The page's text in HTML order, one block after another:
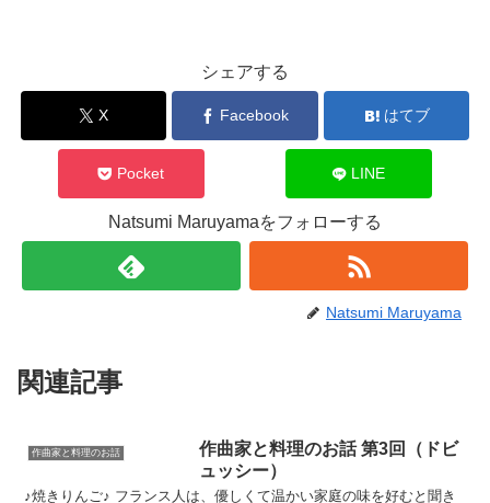
シェアする
X Facebook はてブ
Pocket LINE
Natsumi Maruyamaをフォローする
Natsumi Maruyama
関連記事
作曲家と料理のお話
作曲家と料理のお話 第3回（ドビ
ュッシー）
♪焼きりんご♪ フランス人は、優しくて温かい家庭の味を好むと聞き